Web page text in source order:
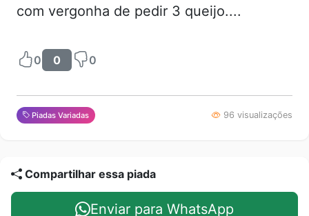
com vergonha de pedir 3 queijo....
0 0 0
Piadas Variadas 96 visualizações
Compartilhar essa piada
Enviar para WhatsApp